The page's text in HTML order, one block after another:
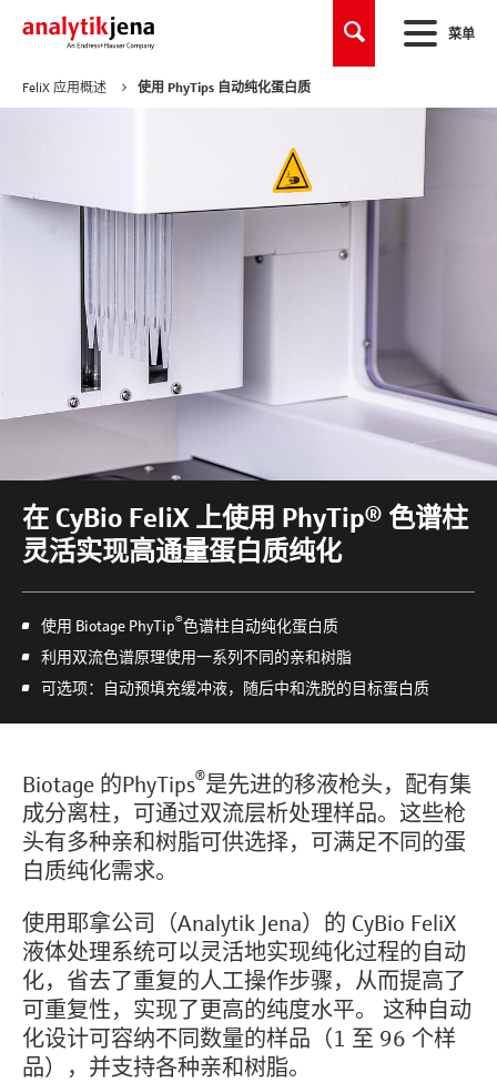
菜单
FeliX 应用概述 使用 PhyTips 自动纯化蛋白质
在 CyBio FeliX 上使用 PhyTip® 色谱柱
灵活实现高通量蛋白质纯化
使用 Biotage PhyTip®色谱柱自动纯化蛋白质
利用双流色谱原理使用一系列不同的亲和树脂
可选项：自动预填充缓冲液，随后中和洗脱的目标蛋白质
Biotage 的PhyTips®是先进的移液枪头，配有集
成分离柱，可通过双流层析处理样品。这些枪
头有多种亲和树脂可供选择，可满足不同的蛋
白质纯化需求。
使用耶拿公司（Analytik Jena）的 CyBio FeliX
液体处理系统可以灵活地实现纯化过程的自动
化，省去了重复的人工操作步骤，从而提高了
可重复性，实现了更高的纯度水平。 这种自动
化设计可容纳不同数量的样品（1 至 96 个样
品），并支持各种亲和树脂。